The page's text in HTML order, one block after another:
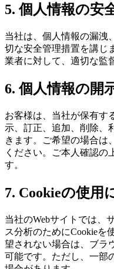
5. 個人情報の安
当社は、個人情報の漏洩
切な安全管理措置を講じ
業者に対して、適切な監
6. 個人情報の開
お客様は、当社が保有す
示、訂正、追加、削除、
きます。ご希望の場合は
ください。ご本人確認の
す。
7. Cookieの使用
当社のWebサイトでは、
ス分析のためにCookieを
望されない場合は、ブラ
可能です。ただし、一部